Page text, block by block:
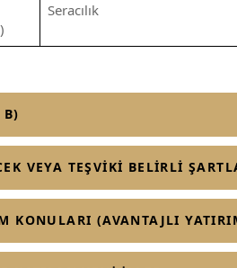
Seracılık
B)
VEYA TEŞVİKİ BELİRLİ
KONULARI (AVANTAJLI